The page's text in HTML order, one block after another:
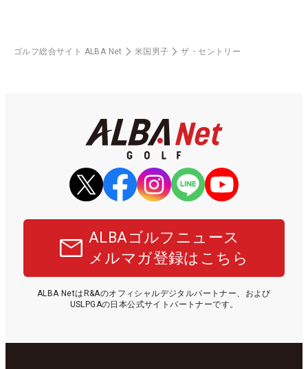
ゴルフ総合サイト ALBA Net 米国男子 ザ・セントリー
ALBAゴルフニュース
メルマガ登録はこちら
ALBA NetはR&Aのオフィシャルデジタルパートナー、および
USLPGAの日本公式サイトパートナーです。